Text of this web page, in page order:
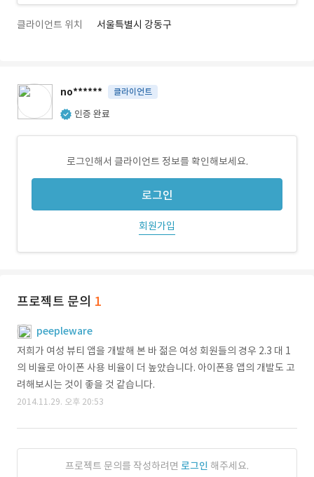
클라이언트 위치 서울특별시 강동구
no****** 클라이언트
인증 완료
로그인해서 클라이언트 정보를 확인해보세요.
로그인
회원가입
프로젝트 문의 1
peepleware
저희가 여성 뷰티 앱을 개발해 본 바 젊은 여성 회원들의 경우 2.3 대 1
의 비율로 아이폰 사용 비율이 더 높았습니다. 아이폰용 앱의 개발도 고
려해보시는 것이 좋을 것 같습니다.
2014.11.29. 오후 20:53
프로젝트 문의를 작성하려면 로그인 해주세요.